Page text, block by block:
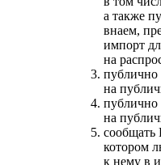
а также
внаем,
импорт
на
публично
на
публично
на
сообщать
котором
к нему в